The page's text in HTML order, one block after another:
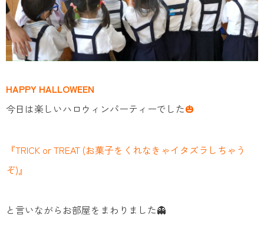
HAPPY HALLOWEEN
今日は楽しいハロウィンパーティーでした🎃
『TRICK or TREAT (お菓子をくれなきゃイタズラしちゃう
ぞ)』
と言いながらお部屋をまわりました👻